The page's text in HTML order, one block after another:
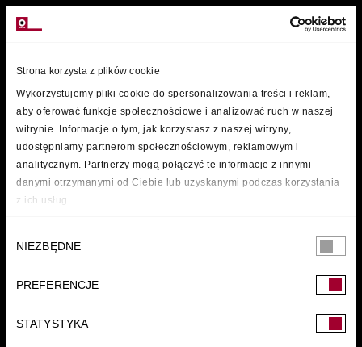
Strona korzysta z plików cookie
Wykorzystujemy pliki cookie do spersonalizowania treści i reklam,
aby oferować funkcje społecznościowe i analizować ruch w naszej
witrynie. Informacje o tym, jak korzystasz z naszej witryny,
udostępniamy partnerom społecznościowym, reklamowym i
analitycznym. Partnerzy mogą połączyć te informacje z innymi
danymi otrzymanymi od Ciebie lub uzyskanymi podczas korzystania
z ich usług.
zgody
NIEZBĘDNE
PREFERENCJE
STATYSTYKA
FUNDACJA